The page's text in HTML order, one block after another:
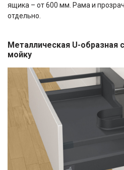
ящика – от 600 мм. Рама и
отдельно.
Металлическая U-образная
мойку